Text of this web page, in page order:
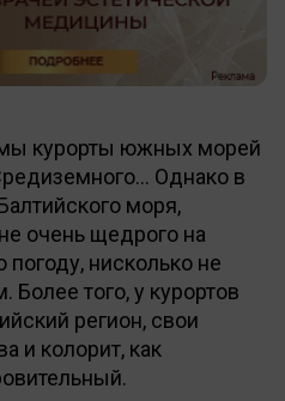
курорты южных морей
Однако в
моря,
очень щедрого на
нисколько не
того, у курортов
регион, свои
и колорит, как